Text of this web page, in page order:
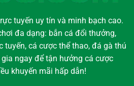
tuyến uy tín và minh bạch cao.
đa dạng: bắn cá đổi thưởng,
tuyến, cá cược thể thao, đá gà thú
ngay để tận hưởng cá cược
khuyến mãi hấp dẫn!